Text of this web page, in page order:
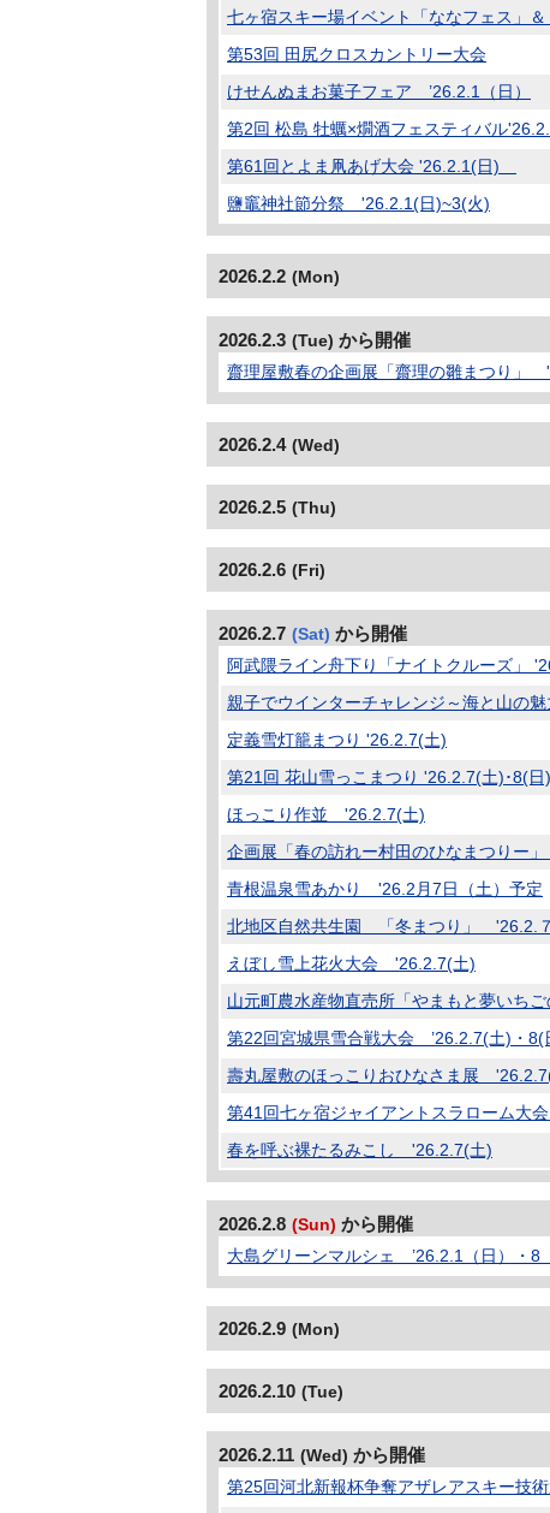
七ヶ宿スキー場イベント「ななフェス」
第53回 田尻クロスカントリー大会
けせんぬまお菓子フェア ’26.2.1（日）
第2回 松島 牡蠣×燗酒フェスティバル
第61回とよま凧あげ大会 '26.2.1(日)
鹽竈神社節分祭 '26.2.1(日)~3(火)
2026.2.2 (Mon)
2026.2.3 (Tue) から開催
齋理屋敷春の企画展「齋理の雛まつり」
2026.2.4 (Wed)
2026.2.5 (Thu)
2026.2.6 (Fri)
2026.2.7 (Sat) から開催
阿武隈ライン舟下り「ナイトクルーズ」
親子でウインターチャレンジ～海と山の
定義雪灯籠まつり '26.2.7(土)
第21回 花山雪っこまつり '26.2.7(土)･8(
ほっこり作並 '26.2.7(土)
企画展「春の訪れー村田のひなまつりー
青根温泉雪あかり '26.2月7日（土）予定
北地区自然共生園 「冬まつり」 '26.2.
えぼし雪上花火大会 '26.2.7(土)
山元町農水産物直売所「やまもと夢いち
第22回宮城県雪合戦大会 ’26.2.7(土)・8(
壽丸屋敷のほっこりおひなさま展
第41回七ヶ宿ジャイアントスラローム大
春を呼ぶ裸たるみこし '26.2.7(土)
2026.2.8 (Sun) から開催
大島グリーンマルシェ ’26.2.1（日）・8
2026.2.9 (Mon)
2026.2.10 (Tue)
2026.2.11 (Wed) から開催
第25回河北新報杯争奪アザレアスキー技